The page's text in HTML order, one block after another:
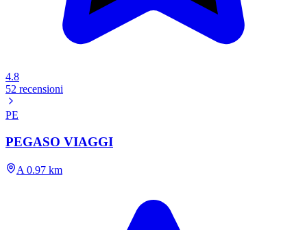
4.8
52 recensioni
PE
PEGASO VIAGGI
A 0.97 km